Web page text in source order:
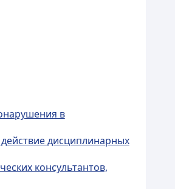
в
дисциплинарных
консультантов,